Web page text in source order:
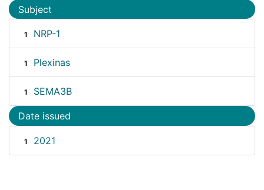
Subject
1 NRP-1
1 Plexinas
1 SEMA3B
Date issued
1 2021